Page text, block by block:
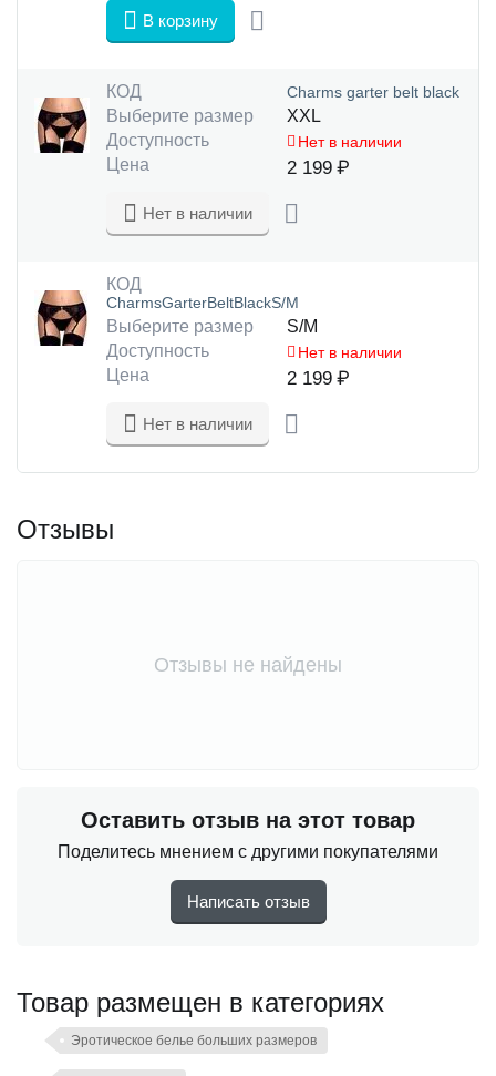
В корзину
КОД Charms garter belt black
Выберите размер
XXL
Доступность
Нет в наличии
Цена 2 199 ₽
Нет в наличии
КОД
CharmsGarterBeltBlackS/M
Выберите размер
S/M
Доступность
Нет в наличии
Цена 2 199 ₽
Нет в наличии
Отзывы
Отзывы не найдены
Оставить отзыв на этот товар
Поделитесь мнением с другими покупателями
Написать отзыв
Товар размещен в категориях
Эротическое белье больших размеров